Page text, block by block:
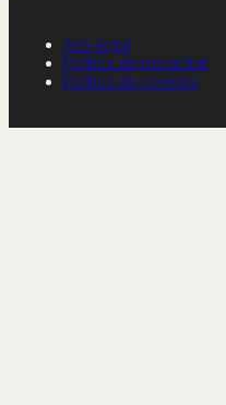
Avís legal
Política de privacitat
Política de cookies